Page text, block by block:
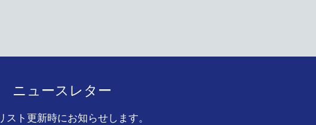
ニュースレター
スト更新時にお知らせします。